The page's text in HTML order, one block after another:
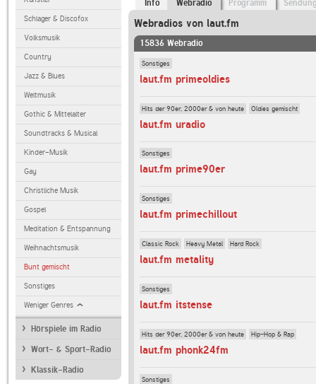
Schlager & Discofox
Volksmusik
Country
Jazz & Blues
Weltmusik
Gothic & Mittelalter
Soundtracks & Musical
Kinder-Musik
Gay
Christliche Musik
Gospel
Meditation & Entspannung
Weihnachtsmusik
Bunt gemischt
Sonstiges
Weniger Genres
Hörspiele im Radio
Wort- & Sport-Radio
Klassik-Radio
Info Webradio Programm
Webradios von laut.fm
15836 Webradio
Sonstiges
laut.fm primeoldies
Hits der 90er, 2000er & von heute Oldies gemischt
laut.fm uradio
Sonstiges
laut.fm prime90er
Sonstiges
laut.fm primechillout
Classic Rock Heavy Metal Hard Rock
laut.fm metality
Sonstiges
laut.fm itstense
Hits der 90er, 2000er & von heute Hip-Hop & Rap
laut.fm phonk24fm
Sonstiges